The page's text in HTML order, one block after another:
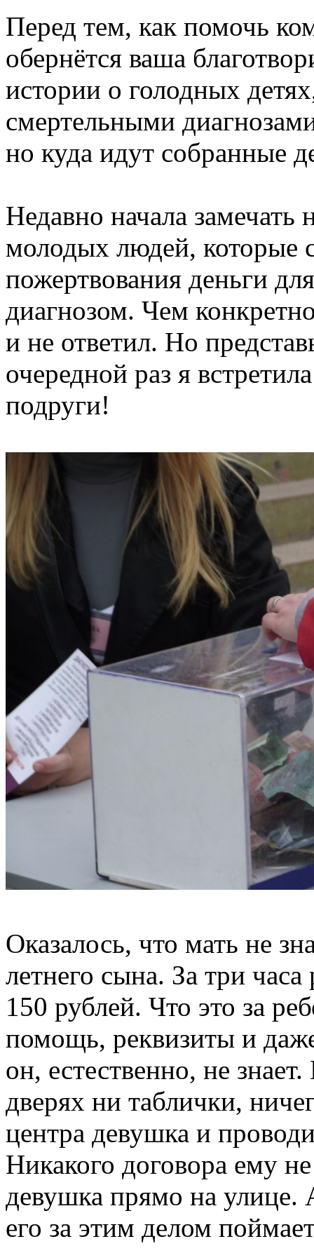
Перед тем, как помочь
обернётся ваша
истории о голодных
смертельными
но куда идут собранные
Недавно начала
молодых людей, которые
пожертвования деньги
диагнозом. Чем
и не ответил. Но
очередной раз я
подруги!
Оказалось, что мать не
летнего сына. За три
150 рублей. Что это за
помощь, реквизиты и
он, естественно, не
дверях ни таблички,
центра девушка и
Никакого договора ему
девушка прямо на улице.
его за этим делом